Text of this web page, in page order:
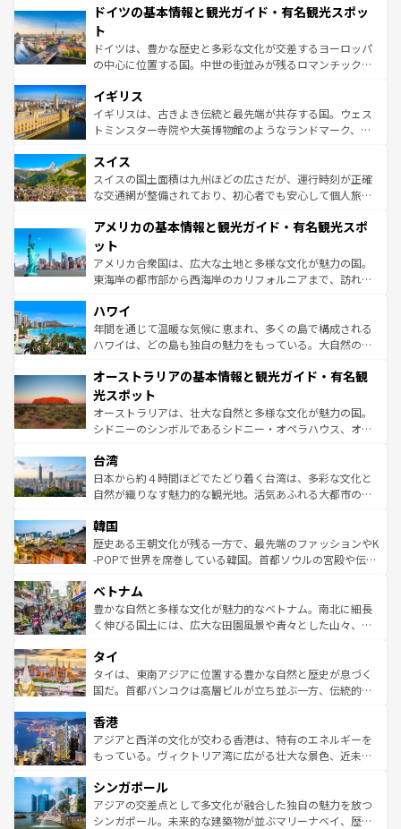
せる。地方によって風土や気候が異なるスペインはその個
ンテンツ一覧 を参照してほしい。
で、幅広い魅力が詰まっている。華麗な宮殿、歴史的な大
聖堂、美しいビーチ、そして豊かな自然が、訪れる者を心
から魅了する。また、フランスは美食の国としても知ら
れ、フランス料理はユネスコ無形文化遺産にも登録されて
香り高いラベンダー畑など、多彩な楽しみ方が可能だ。さ
らに、パリ以外の地域にも魅力が溢れており、どの街角に
も豊かな歴史と文化が息づいている。パリ以外の個性あふ
を参照してほしい。
ドイツの基本情報と観光ガイド・有名観光スポッ
ト
ドイツは、豊かな歴史と多彩な文化が交差するヨーロッパ
の中心に位置する国。中世の街並みが残るロマンチック街
顔を持つこの国は、どこを歩いても飽きることがない。ベ
ルリンの文化的活気、バイエルン州のアルプスの絶景、そ
してライン川沿いのワイン畑といった風景は必見。ビール
は、お酒好きな人にはぜひ体験してほしい。 なお、新着の
ドイツ情報はコンテンツ一覧を参照してほしい。
イギリス
イギリスは、古きよき伝統と最先端が共存する国。ウェス
トミンスター寺院や大英博物館のようなランドマーク、歴
リアごとに異なる魅力がある。また、優雅なアフタヌーン
ティー、ビール好きにはたまらない英国パブ、サッカー観
戦など、本場だからこそできる体験も豊富。イギリスを旅
ンツ一覧を参照してほしい。
スイス
スイスの国土面積は九州ほどの広さだが、運行時刻が正確
な交通網が整備されており、初心者でも安心して個人旅行
の建物がそのまま残る町や、スイスならではのユニークな
博物館もあり、アルプス観光だけでなく町歩きも満喫する
ことができる。国民の所得が高いため物価も高いが、旅行
者向けの交通パス提供のサービスもあり、うまく活用すれ
着のスイス情報は
アメリカの基本情報と観光ガイド・有名観光スポ
ット
アメリカ合衆国は、広大な土地と多様な文化が魅力の国。
東海岸の都市部から西海岸のカリフォルニアまで、訪れる
のような巨大都市は、観光、ショッピング、エンターテイ
ンメントが詰まった刺激的なスポットだ。一方、アメリカ
西部には大自然が広がり、グランドキャニオンやイエロー
部のニューオーリンズでは、音楽と美食が融合した独特の
文化が魅力。旅行者はアメリカの各地域で異なる魅力を楽
しみながら、その多様性と豊かな歴史を感じることができ
るだろう。車でのロードトリップや列車の旅も、アメリカ
情報は
ハワイ
年間を通じて温暖な気候に恵まれ、多くの島で構成される
ハワイは、どの島も独自の魅力をもっている。大自然の神
ワイ島は見逃せない。また、定番の観光地といえばオアフ
島だが、静かな自然を求めるならマウイ島やカウアイ島が
おすすめ。エメラルドグリーンに輝く海をはじめ、豊かな
文化や歴史が息づいている。「アロハスピリット」と呼ば
人々、おいしいローカルフードやハワイアンミュージッ
ク、伝統的なフラダンスなど、すべてがハワイの魅力を彩
っている。訪れるたびに新しい発見と感動が待っているハ
はコンテンツ一覧
オーストラリアの基本情報と観光ガイド・有名観
光スポット
オーストラリアは、壮大な自然と多様な文化が魅力の国。
シドニーのシンボルであるシドニー・オペラハウス、オー
リアリーフや大陸中央部にそびえるウルル（エアーズロッ
ク）、タスマニアの美しい原生林やケアンズの熱帯雨林な
ど、見どころがたくさん。また、カフェやワイン、オージ
いる。アクティビティも充実しており、サーフィンやダイ
ビング、ハイキングなど、アウトドア好きにはたまらな
い。オーストラリアの多彩な魅力を存分に味わいつくそ
参照してほしい。
台湾
日本から約４時間ほどでたどり着く台湾は、多彩な文化と
自然が織りなす魅力的な観光地。活気あふれる大都市の台
ン）、静ひつな山岳地帯である台湾東部など、都市の喧騒
と山間の静けさが共存しており、訪れる人に新しい発見と
驚きをもたらしてくれる。また、奥深い台湾の食文化も魅
容にもいいと評判のスイーツなど、バラエティ豊かな料理
が味わえる。 なお、新着の台湾情報は コンテンツ一覧を参
照してほしい。
韓国
歴史ある王朝文化が残る一方で、最先端のファッションやK
-POPで世界を席巻している韓国。首都ソウルの宮殿や伝統
き、地方に足を延ばせば四季折々の自然美を楽しむことが
できる。そして、キムチや焼肉、絶品のストリートフード
まで、さまざまな韓国料理が待っている。夜には、韓国な
リティに包まれながら、韓国の多彩な魅力を心ゆくまで味
わってみてほしい。 なお、新着の韓国情報はコンテンツ一
覧を参照してほしい。
ベトナム
豊かな自然と多様な文化が魅力的なベトナム。南北に細長
く伸びる国土には、広大な田園風景や青々とした山々、世
急速な発展と共に伝統が息づく。ハノイの古い町並みやホ
ーチミン市のフランス統治時代の建物も、独特の雰囲気を
醸し出している。また、バラエティの豊かさとおいしさで
とつ。フォーやバインミー、ベトナムコーヒーなどは、ぜ
ひ現地で味わいたい。どの地域を訪れてもあたたかい人々
が旅行者を迎えてくれるので、きっと忘れられない旅にな
参照してほしい。
タイ
タイは、東南アジアに位置する豊かな自然と歴史が息づく
国だ。首都バンコクは高層ビルが立ち並ぶ一方、伝統的な
の活気が交差している。北部ではチェンマイなどの山岳地
帯で自然と触れ合い、南部ではプーケットやクラビの美し
いビーチでリゾート気分を楽しむことができる。タイ料理
激する。気候は一年中温暖で、どの季節にも異なる楽しみ
が待っている。親しみやすいタイの人々、仏教を中心とし
た文化、そして多様な観光資源が、訪れる旅人を魅了し続
香港
アジアと西洋の文化が交わる香港は、特有のエネルギーを
もっている。ヴィクトリア湾に広がる壮大な景色、近未来
み、どこを訪れても感動するはず。観光スポットが密集し
ており、効率よく見どころを回れるのも魅力。息をのむよ
うな絶景から文化的な体験まで、香港を存分に楽しみ尽く
シンガポール
アジアの交差点として多文化が融合した独自の魅力を放つ
シンガポール。未来的な建築物が並ぶマリーナベイ、歴史